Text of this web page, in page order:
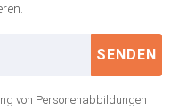
SENDEN
von Personenabbildungen